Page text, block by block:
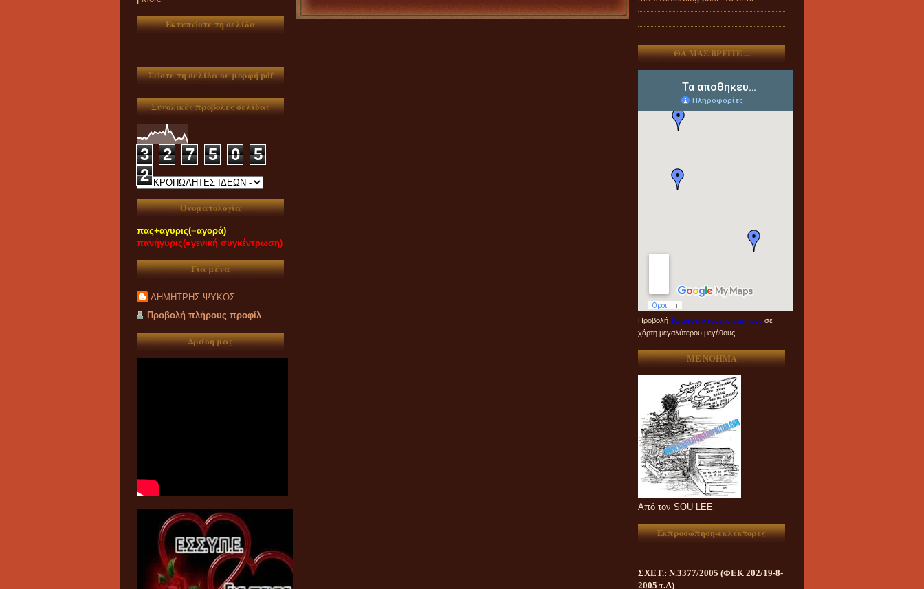
Εκτυπώστε τη σελίδα
Σώστε τη σελίδα σε μορφή pdf
Συνολικές προβολές σελίδας
3 2 7 5 0
5
2
Ονοματολογία
πας+αγυρις(=αγορά)
πανήγυρις(=γενική συγκέντρωση)
Για μένα
ΔΗΜΗΤΡΗΣ ΨΥΚΟΣ
Προβολή πλήρους προφίλ
Δράση μας
ΘΑ ΜΑΣ ΒΡΕΙΤΕ ...
Προβολή Τα αποθηκευμένα μέρη μου σε
χάρτη μεγαλύτερου μεγέθους
ME NOHMA
Aπό τον SOU LEE
Εκπροσώπηση-εκλέκτορες
ΣΧΕΤ.: Ν.3377/2005 (ΦΕΚ 202/19-8-
2005 τ.Α)